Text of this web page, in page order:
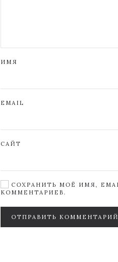
ИМЯ
EMAIL
САЙТ
СОХРАНИТЬ МОЁ ИМЯ,
КОММЕНТАРИЕВ.
ОТПРАВИТЬ КОММЕНТАРИЙ